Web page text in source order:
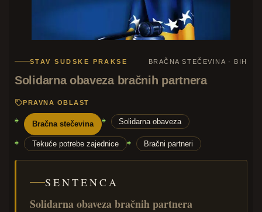
STAV SUDSKE PRAKSE BRAČNA STEČEVINA · BIH
Solidarna obaveza bračnih partnera
PRAVNA OBLAST
Bračna stečevina Solidarna obaveza
Tekuće potrebe zajednice Bračni partneri
SENTENCA
Solidarna obaveza bračnih partnera